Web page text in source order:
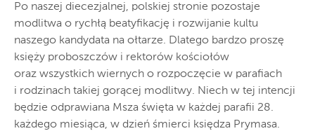
Po naszej diecezjalnej, polskiej stronie pozostaje
modlitwa o rychłą beatyfikację i rozwijanie kultu
naszego kandydata na ołtarze. Dlatego bardzo proszę
księży proboszczów i rektorów kościołów
oraz wszystkich wiernych o rozpoczęcie w parafiach
i rodzinach takiej gorącej modlitwy. Niech w tej intencji
będzie odprawiana Msza święta w każdej parafii 28.
każdego miesiąca, w dzień śmierci księdza Prymasa.